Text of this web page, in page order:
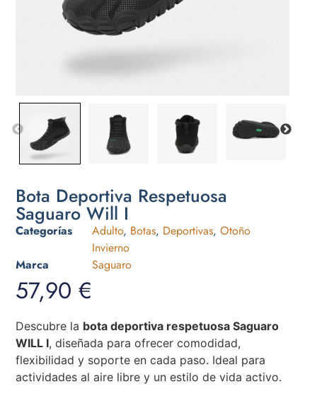
Bota Deportiva Respetuosa
Saguaro Will I
Categorías Adulto, Botas, Deportivas,Otoño
Invierno
Marca
Saguaro
57,90€
Descubre la bota deportiva respetuosa Saguaro
WILL I, diseñada para ofrecer comodidad,
flexibilidad y soporte en cada paso. Ideal para
actividades al aire libre y un estilo de vida activo.